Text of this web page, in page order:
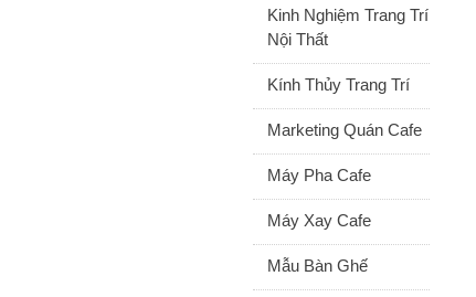
Kinh Nghiệm Trang Trí
Nội Thất
Kính Thủy Trang Trí
Marketing Quán Cafe
Máy Pha Cafe
Máy Xay Cafe
Mẫu Bàn Ghế